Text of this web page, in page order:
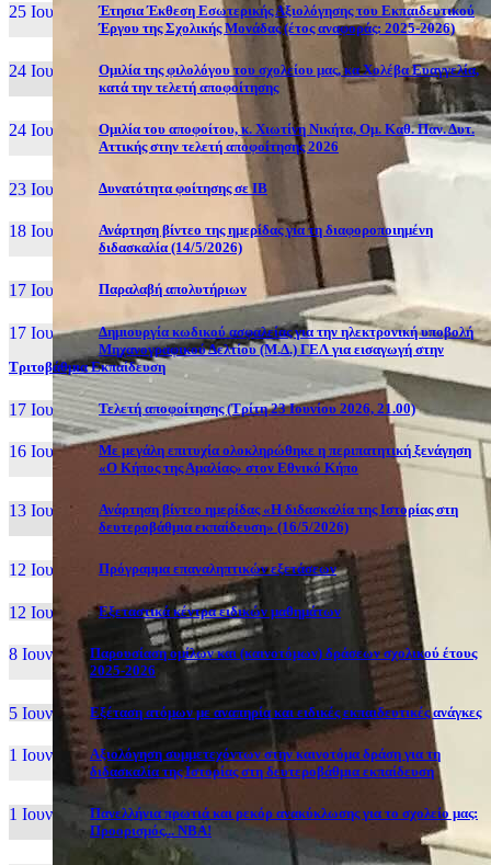
25 Ιουν, 26
Έτησια Έκθεση Εσωτερικής Αξιολόγησης του Εκπαιδευτικού
Έργου της Σχολικής Μονάδας (έτος αναφοράς: 2025-2026)
24 Ιουν, 26
Ομιλία της φιλολόγου του σχολείου μας, κα Χολέβα Ευαγγελία,
κατά την τελετή αποφοίτησης
24 Ιουν, 26
Ομιλία του αποφοίτου, κ. Χιωτίνη Νικήτα, Ομ. Καθ. Παν. Δυτ.
Αττικής στην τελετή αποφοίτησης 2026
23 Ιουν, 26 Δυνατότητα φοίτησης σε ΙΒ
18 Ιουν, 26
Ανάρτηση βίντεο της ημερίδας για τη διαφοροποιημένη
διδασκαλία (14/5/2026)
17 Ιουν, 26 Παραλαβή απολυτήριων
17 Ιουν, 26
Δημιουργία κωδικού ασφαλείας για την ηλεκτρονική υποβολή
Μηχανογραφικού Δελτίου (Μ.Δ.) ΓΕΛ για εισαγωγή στην
Τριτοβάθμια Εκπαίδευση
17 Ιουν, 26 Τελετή αποφοίτησης (Τρίτη 23 Ιουνίου 2026, 21.00)
16 Ιουν, 26
Με μεγάλη επιτυχία ολοκληρώθηκε η περιπατητική ξενάγηση
«Ο Κήπος της Αμαλίας» στον Εθνικό Κήπο
13 Ιουν, 26
Ανάρτηση βίντεο ημερίδας «Η διδασκαλία της Ιστορίας στη
δευτεροβάθμια εκπαίδευση» (16/5/2026)
12 Ιουν, 26 Πρόγραμμα επαναληπτικών εξετάσεων
12 Ιουν, 26 Εξεταστικά κέντρα ειδικών μαθημάτων
8 Ιουν, 26
Παρουσίαση ομίλων και (καινοτόμων) δράσεων σχολικού έτους
2025-2026
5 Ιουν, 26 Εξέταση ατόμων με αναπηρία και ειδικές εκπαιδευτικές ανάγκες
1 Ιουν, 26
Αξιολόγηση συμμετεχόντων στην καινοτόμα δράση για τη
διδασκαλία της Ιστορίας στη δευτεροβάθμια εκπαίδευση
1 Ιουν, 26
Πανελλήνια πρωτιά και ρεκόρ ανακύκλωσης για το σχολείο μας:
Προορισμός... NBA!